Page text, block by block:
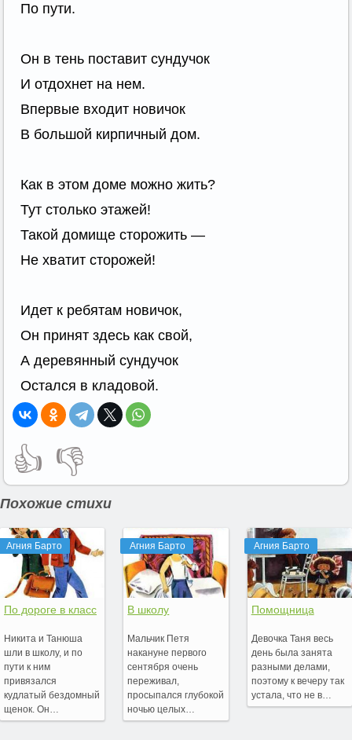
По пути.
Он в тень поставит сундучок
И отдохнет на нем.
Впервые входит новичок
В большой кирпичный дом.
Как в этом доме можно жить?
Тут столько этажей!
Такой домище сторожить —
Не хватит сторожей!
Идет к ребятам новичок,
Он принят здесь как свой,
А деревянный сундучок
Остался в кладовой.
👍 👎
Похожие стихи
Агния Барто
По дороге в класс
Никита и Танюша
шли в школу, и по
пути к ним
привязался
кудлатый бездомный
щенок. Он…
Агния Барто
В школу
Мальчик Петя
накануне первого
сентября очень
переживал,
просыпался глубокой
ночью целых…
Агния Барто
Помощница
Девочка Таня весь
день была занята
разными делами,
поэтому к вечеру так
устала, что не в…